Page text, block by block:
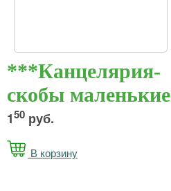
***Канцелярия-
скобы маленькие
150 руб.
В корзину